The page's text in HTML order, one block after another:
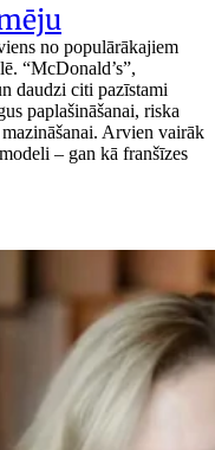
no populārākajiem
“McDonald’s”,
daudzi citi pazīstami
paplašināšanai, riska
Arvien vairāk
– gan kā franšīzes